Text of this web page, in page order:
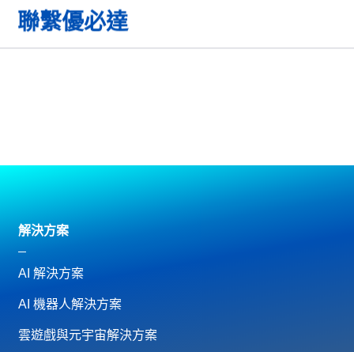
聯繫優必達
解決方案
AI 解決方案
AI 機器人解決方案
雲遊戲與元宇宙解決方案